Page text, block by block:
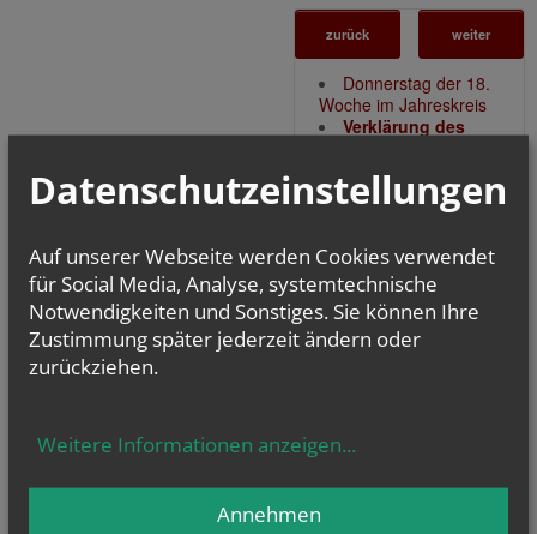
zurück weiter
Donnerstag der 18.
Woche im Jahreskreis
Verklärung des
Lesejahr: A II, Stb:
II. Woche
TERMINE
Klassenabend
Datenschutzeinstellungen
Auf unserer Webseite werden Cookies verwendet
für Social Media, Analyse, systemtechnische
Notwendigkeiten und Sonstiges. Sie können Ihre
Zustimmung später jederzeit ändern oder
zurückziehen.
Weitere Informationen anzeigen...
Annehmen